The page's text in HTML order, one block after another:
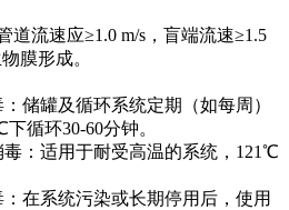
道流速应≥1.0 m/s，盲端流速≥1.5
膜形成。
储罐及循环系统定期（如每周）
循环30-60分钟。
毒：适用于耐受高温的系统，121℃
在系统污染或长期停用后，使用